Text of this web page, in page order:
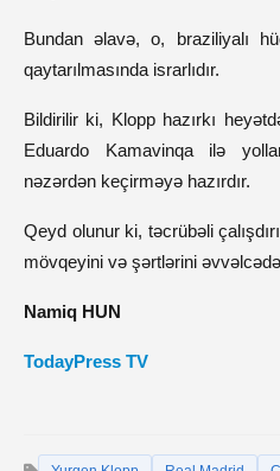
Bundan əlavə, o, braziliyalı
qaytarılmasında israrlıdır.
Bildirilir ki, Klopp hazırkı
Eduardo Kamavinqa ilə
nəzərdən keçirməyə hazırdır.
Qeyd olunur ki, təcrübəli
mövqeyini və şərtlərini
Namiq HUN
TodayPress TV